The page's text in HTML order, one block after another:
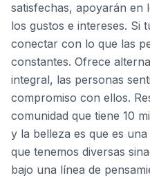
satisfechas, apoyarán en
los gustos e intereses. Si
conectar con lo que las
constantes. Ofrece
integral, las personas
compromiso con ellos.
comunidad que tiene 10
y la belleza es que es
que tenemos diversas
bajo una línea de